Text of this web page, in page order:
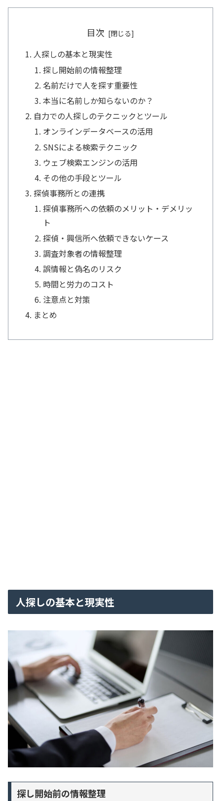
目次
人探しの基本と現実性
探し開始前の情報整理
名前だけで人を探す重要性
本当に名前しか知らないのか？
自力での人探しのテクニックとツール
オンラインデータベースの活用
SNSによる検索テクニック
ウェブ検索エンジンの活用
その他の手段とツール
探偵事務所との連携
探偵事務所への依頼のメリット・デメリッ
ト
探偵・興信所へ依頼できないケース
調査対象者の情報整理
誤情報と偽名のリスク
時間と労力のコスト
注意点と対策
まとめ
人探しの基本と現実性
探し開始前の情報整理